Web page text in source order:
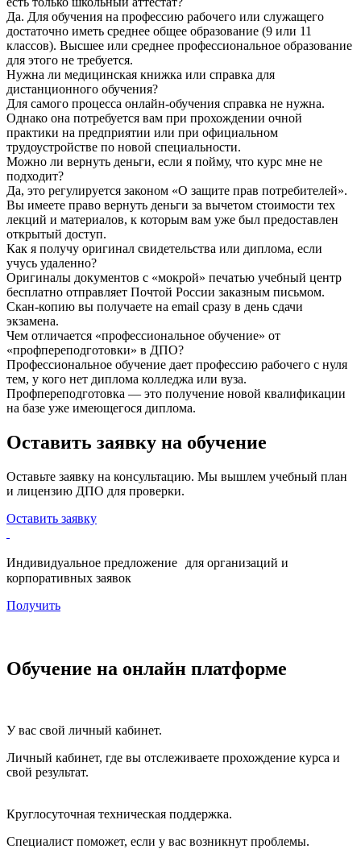
Да. Для обучения на профессию рабочего или служащего
достаточно иметь среднее общее образование (9 или 11
классов). Высшее или среднее профессиональное образование
для этого не требуется.
Нужна ли медицинская книжка или справка для
дистанционного обучения?
Для самого процесса онлайн-обучения справка не нужна.
Однако она потребуется вам при прохождении очной
практики на предприятии или при официальном
трудоустройстве по новой специальности.
Можно ли вернуть деньги, если я пойму, что курс мне не
подходит?
Да, это регулируется законом «О защите прав потребителей».
Вы имеете право вернуть деньги за вычетом стоимости тех
лекций и материалов, к которым вам уже был предоставлен
открытый доступ.
Как я получу оригинал свидетельства или диплома, если
учусь удаленно?
Оригиналы документов с «мокрой» печатью учебный центр
бесплатно отправляет Почтой России заказным письмом.
Скан-копию вы получаете на email сразу в день сдачи
экзамена.
Чем отличается «профессиональное обучение» от
«профпереподготовки» в ДПО?
Профессиональное обучение дает профессию рабочего с нуля
тем, у кого нет диплома колледжа или вуза.
Профпереподготовка — это получение новой квалификации
на базе уже имеющегося диплома.
Оставить заявку на обучение
Оставьте заявку на консультацию. Мы вышлем учебный план
и лицензию ДПО для проверки.
Оставить заявку
Индивидуальное предложение для организаций и
корпоративных заявок
Получить
Обучение на онлайн платформе
У вас свой личный кабинет.
Личный кабинет, где вы отслеживаете прохождение курса и
свой результат.
Круглосуточная техническая поддержка.
Специалист поможет, если у вас возникнут проблемы.